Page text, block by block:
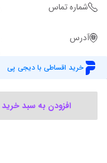
خرید اقساطی با دیجی پی
افزودن به سبد خرید
شماره تماس
آدرس